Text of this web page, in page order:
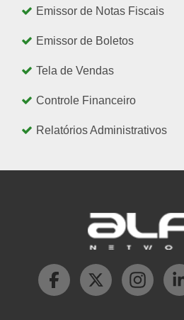
Emissor de Notas Fiscais
Emissor de Boletos
Tela de Vendas
Controle Financeiro
Relatórios Administrativos